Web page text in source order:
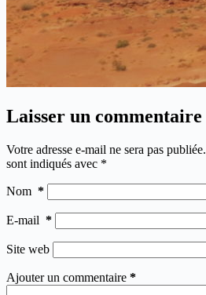
Laisser un commentaire
Votre adresse e-mail ne sera pas publiée.
sont indiqués avec *
Nom *
E-mail *
Site web
Ajouter un commentaire *